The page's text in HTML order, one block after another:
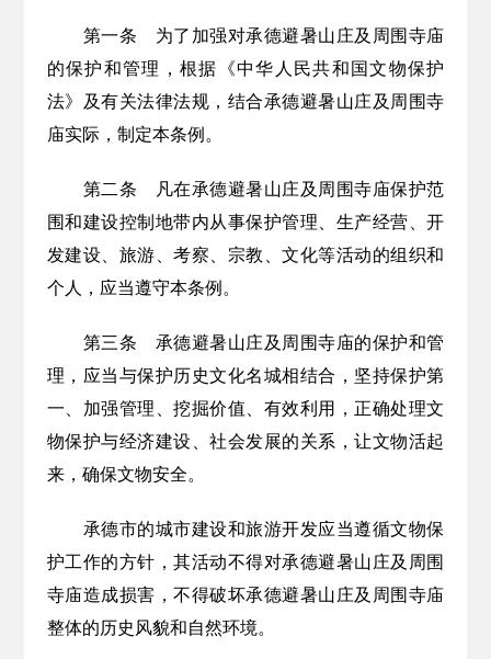
第一条 为了加强对承德避暑山庄及周围寺庙
的保护和管理，根据《中华人民共和国文物保护
法》及有关法律法规，结合承德避暑山庄及周围寺
庙实际，制定本条例。
第二条 凡在承德避暑山庄及周围寺庙保护范
围和建设控制地带内从事保护管理、生产经营、开
发建设、旅游、考察、宗教、文化等活动的组织和
个人，应当遵守本条例。
第三条 承德避暑山庄及周围寺庙的保护和管
理，应当与保护历史文化名城相结合，坚持保护第
一、加强管理、挖掘价值、有效利用，正确处理文
物保护与经济建设、社会发展的关系，让文物活起
来，确保文物安全。
承德市的城市建设和旅游开发应当遵循文物保
护工作的方针，其活动不得对承德避暑山庄及周围
寺庙造成损害，不得破坏承德避暑山庄及周围寺庙
整体的历史风貌和自然环境。